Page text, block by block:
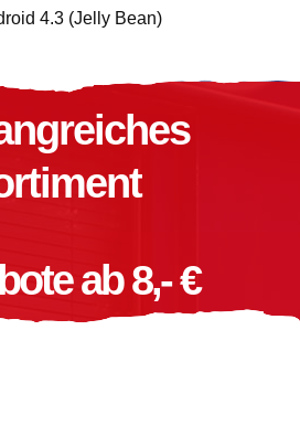
4.3 (Jelly Bean)
ab 8,- €